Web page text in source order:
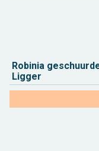
Ro­bi­nia
Lig­ger